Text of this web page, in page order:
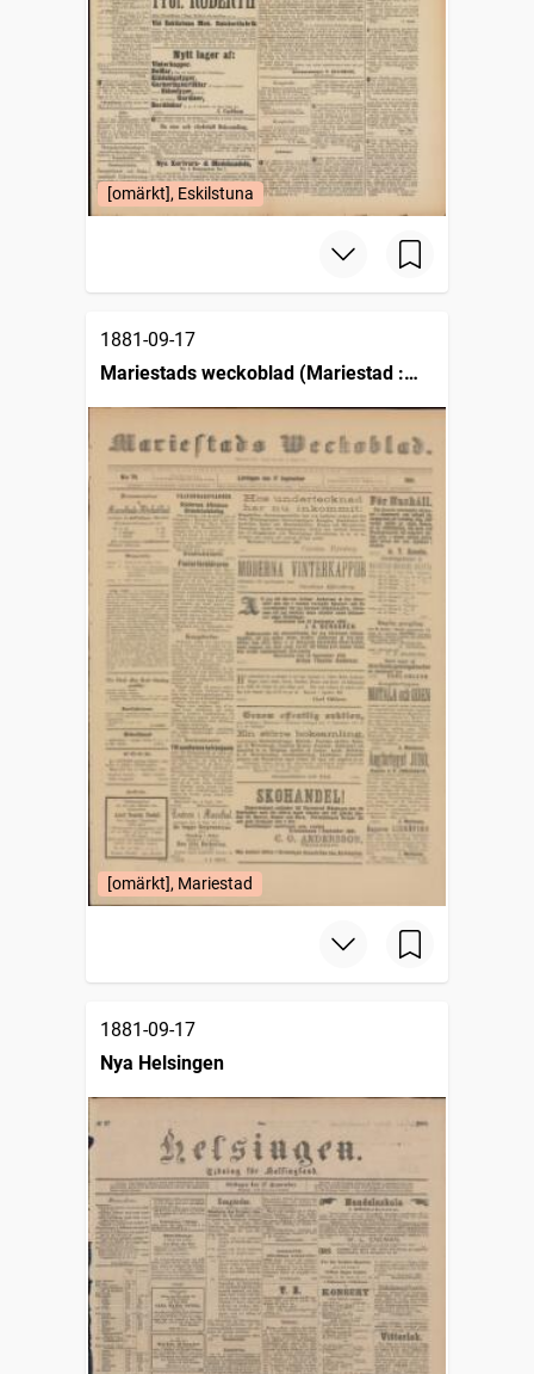
[omärkt], Eskilstuna
1881-09-17
Mariestads weckoblad (Mariestad :
1834)
[omärkt], Mariestad
1881-09-17
Nya Helsingen